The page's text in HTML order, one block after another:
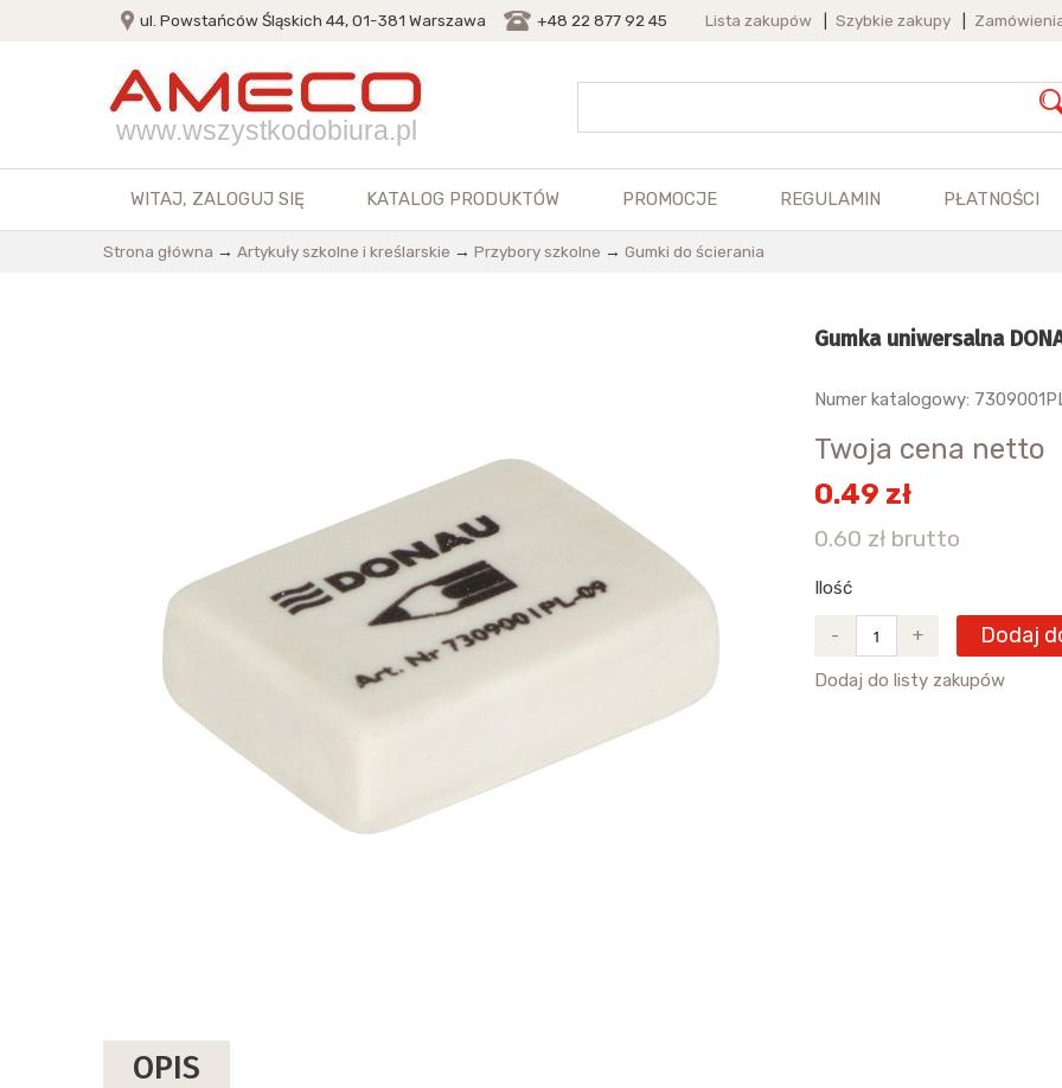
ul. Powstańców Śląskich 44, 01-381 Warszawa +48 22 877 92 45 Lista zakupów Szybkie zakupy
www.wszystkodobiura.pl
WITAJ, ZALOGUJ SIĘ KATALOG PRODUKTÓW PROMOCJE REGULAMIN PŁATNOŚCI
Strona główna → Artykuły szkolne i kreślarskie → Przybory szkolne → Gumki do ścierania
Gumka uniwersalna
Numer katalogowy:
Twoja cena netto
0.49 zł
0.60 zł brutto
Ilość
- + Dodaj
Dodaj do listy zakupów
OPIS